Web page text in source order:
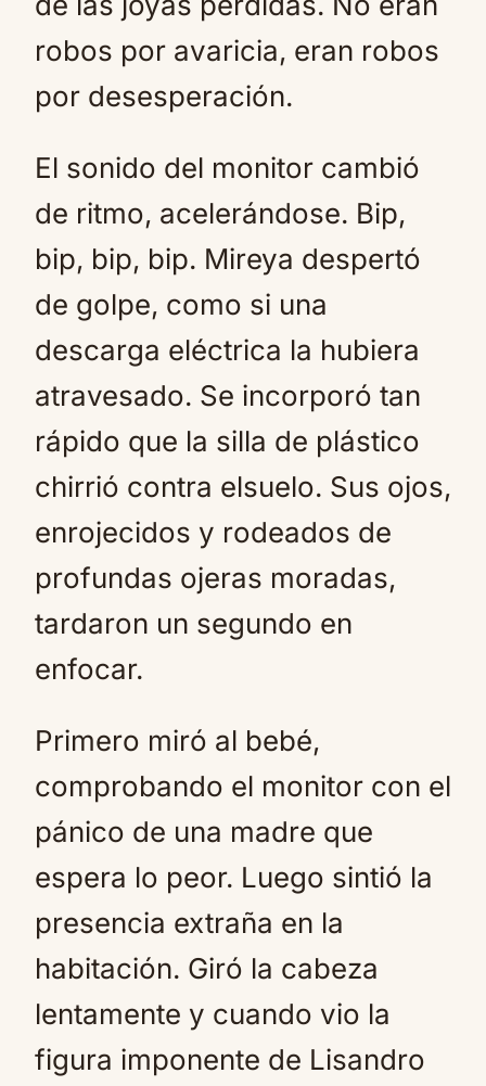
robos por avaricia, eran robos
por desesperación.
El sonido del monitor cambió
de ritmo, acelerándose. Bip,
bip, bip, bip. Mireya despertó
de golpe, como si una
descarga eléctrica la hubiera
atravesado. Se incorporó tan
rápido que la silla de plástico
chirrió contra elsuelo. Sus ojos,
enrojecidos y rodeados de
profundas ojeras moradas,
tardaron un segundo en
enfocar.
Primero miró al bebé,
comprobando el monitor con el
pánico de una madre que
espera lo peor. Luego sintió la
presencia extraña en la
habitación. Giró la cabeza
lentamente y cuando vio la
figura imponente de Lisandro